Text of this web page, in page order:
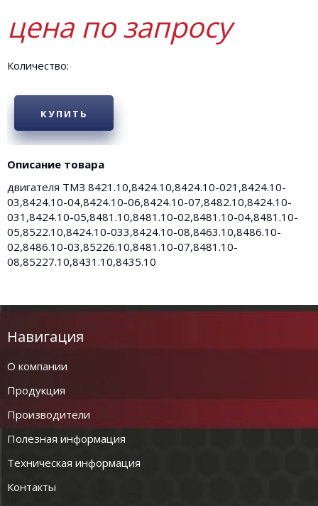
цена по запросу
Количество:
КУПИТЬ
Описание товара
двигателя ТМЗ 8421.10,8424.10,8424.10-021,8424.10-
03,8424.10-04,8424.10-06,8424.10-07,8482.10,8424.10-
031,8424.10-05,8481.10,8481.10-02,8481.10-04,8481.10-
05,8522.10,8424.10-033,8424.10-08,8463.10,8486.10-
02,8486.10-03,85226.10,8481.10-07,8481.10-
08,85227.10,8431.10,8435.10
Навигация
О компании
Продукция
Производители
Полезная информация
Техническая информация
Контакты